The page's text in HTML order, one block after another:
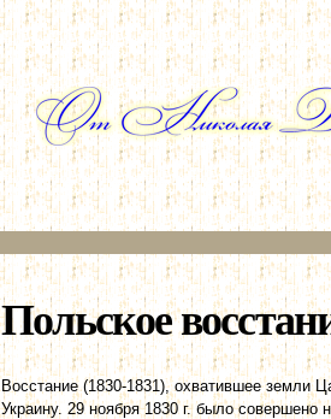
Перейти к
основному
содержанию
Польское
Восстание (1830-1831), охватившее земли
Украину. 29 ноября 1830 г. было совершено